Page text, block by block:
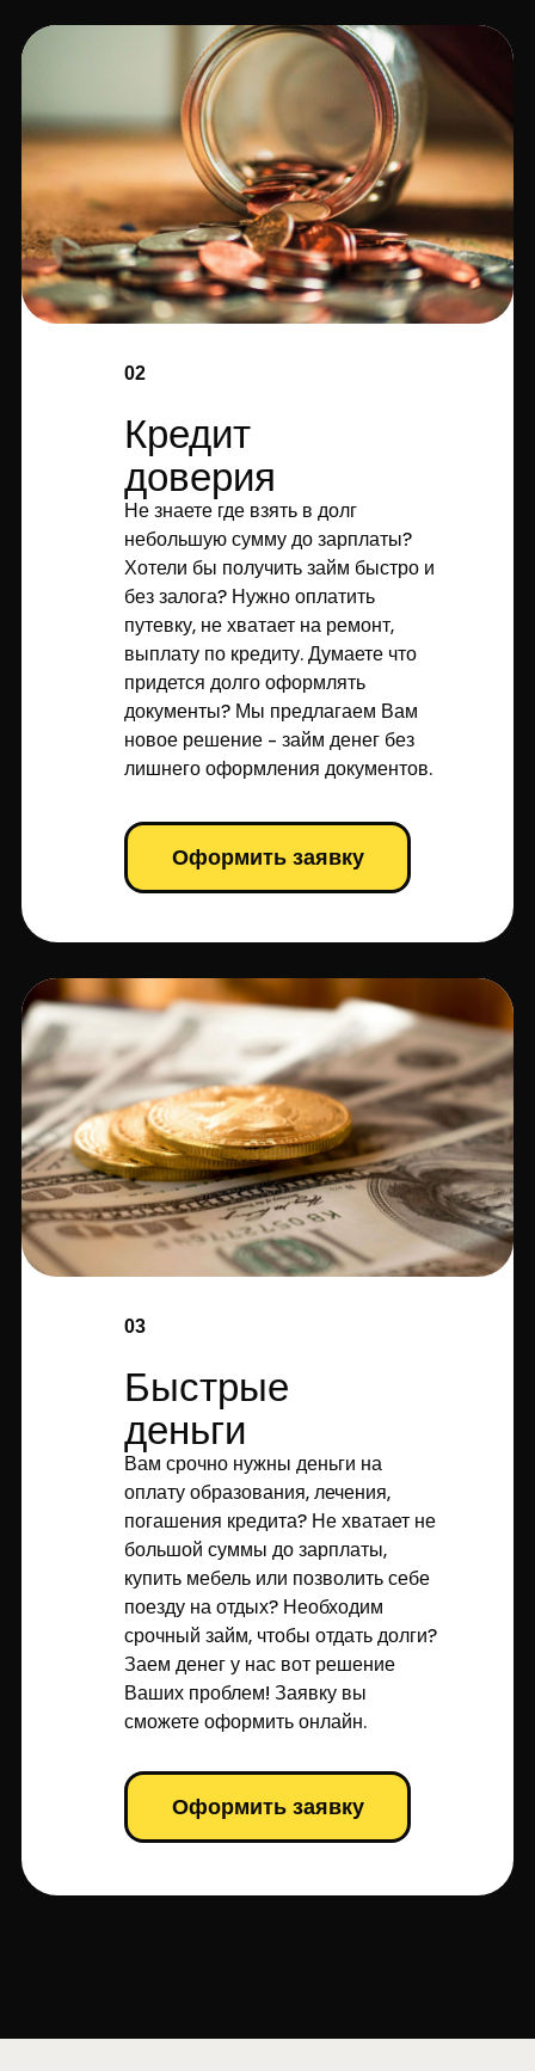
02
Кредит
доверия
Не знаете где взять в долг
небольшую сумму до зарплаты?
Хотели бы получить займ быстро и
без залога? Нужно оплатить
путевку, не хватает на ремонт,
выплату по кредиту. Думаете что
придется долго оформлять
документы? Мы предлагаем Вам
новое решение - займ денег без
лишнего оформления документов.
Оформить заявку
03
Быстрые
деньги
Вам срочно нужны деньги на
оплату образования, лечения,
погашения кредита? Не хватает не
большой суммы до зарплаты,
купить мебель или позволить себе
поезду на отдых? Необходим
срочный займ, чтобы отдать долги?
Заем денег у нас вот решение
Ваших проблем! Заявку вы
сможете оформить онлайн.
Оформить заявку